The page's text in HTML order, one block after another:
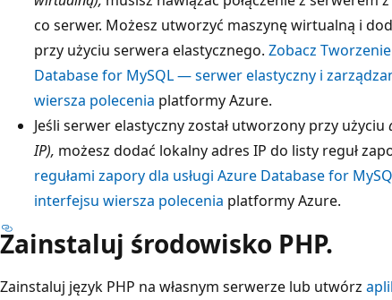
co serwer. Możesz utworzyć maszynę wirtualną i
przy użyciu serwera elastycznego. Zobacz
Database for MySQL — serwer elastyczny i
wiersza polecenia platformy Azure.
Jeśli serwer elastyczny został utworzony przy użyciu
IP), możesz dodać lokalny adres IP do listy reguł
regułami zapory dla usługi Azure Database for
interfejsu wiersza polecenia platformy Azure.
Zainstaluj środowisko PHP.
Zainstaluj język PHP na własnym serwerze lub utwórz